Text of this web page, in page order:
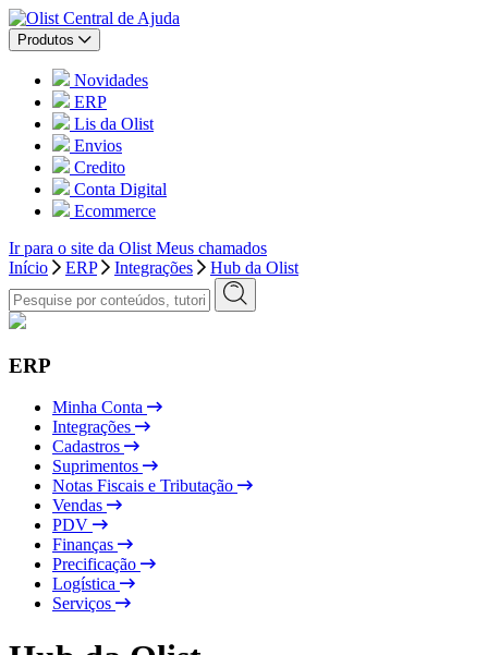
Central de Ajuda
Produtos
Novidades
ERP
Lis da Olist
Envios
Credito
Conta Digital
Ecommerce
Ir para o site da Olist Meus chamados
Início
ERP Integrações Hub da Olist
ERP
Minha Conta
Integrações
Cadastros
Suprimentos
Notas Fiscais e Tributação
Vendas
PDV
Finanças
Precificação
Logística
Serviços